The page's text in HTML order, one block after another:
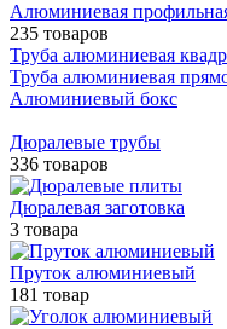
Алюминиевая
235 товаров
Труба алюминиевая
Труба алюминиевая
Алюминиевый бокс
Дюралевые трубы
336 товаров
Дюралевая заготовка
3 товара
Пруток алюминиевый
181 товар